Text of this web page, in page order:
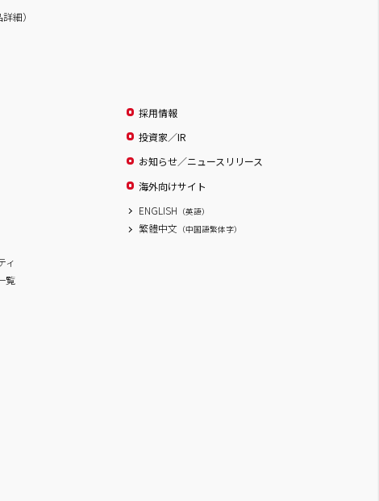
細）
ィ
覧
採用情報
投資家／IR
お知らせ／ニュースリリース
海外向けサイト
ENGLISH （英語）
繁體中文 （中国語繁体字）